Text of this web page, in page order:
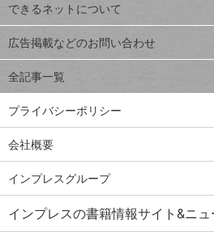
close
閉じ
る
Excel Q&A
トイアンナ流仕
事術
PowerAutomate
ではじめる業務
の完全自動化
AI議事録作成術
Windows 11
Q&A
Teams踏み込み
できるネットについて
広告掲載などのお問い合わせ
全記事一覧
プライバシーポリシー
会社概要
インプレスグループ
インプレスの書籍情報サイト&ニ